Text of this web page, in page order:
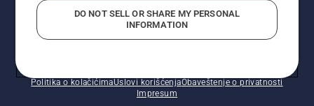
Politika o kolačićimaUslovi korišćenjaObaveštenje o privatnosti
Impresum
DO NOT SELL OR SHARE MY PERSONAL
INFORMATION